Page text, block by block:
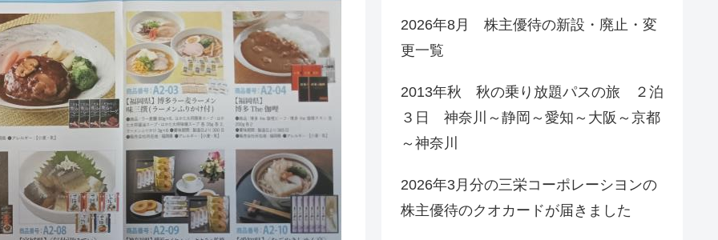
2026年8月 株主優待の新設・廃止・変
更一覧
2013年秋 秋の乗り放題パスの旅 ２泊
３日 神奈川～静岡～愛知～大阪～京都
～神奈川
2026年3月分の三栄コーポレーシヨンの
株主優待のクオカードが届きました